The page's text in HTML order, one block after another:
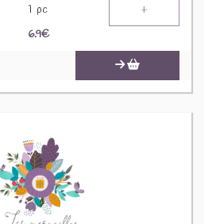
1 pc +
6.9€